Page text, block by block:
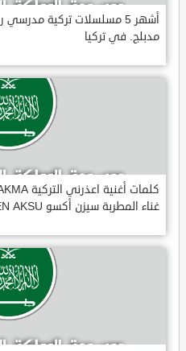
أشهر 5 مسلسلات تركية
مدبلج. في تركيا
غناء المطربة سيزن أكسو SEZEN AKSU